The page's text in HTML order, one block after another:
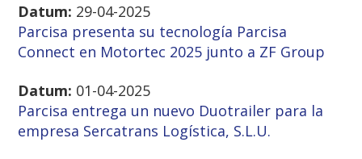
Datum: 29-04-2025
Parcisa presenta su tecnología Parcisa
Connect en Motortec 2025 junto a ZF Group
Datum: 01-04-2025
Parcisa entrega un nuevo Duotrailer para la
empresa Sercatrans Logística, S.L.U.